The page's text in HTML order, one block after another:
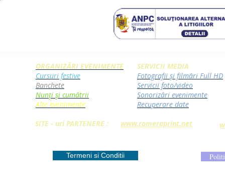
ORGANIZĂRI EVENIMENTE
Cursuri festive
Banchete
Nunți și cumătrii
Alte evenimente
SERVICII MEDIA
Fotografii și filmări Full HD
Servicii foto/video
Sonorizări evenimente
Recuperare date
Termeni si Conditii
SITE - uri PARTENERE : www.romeraprint.net